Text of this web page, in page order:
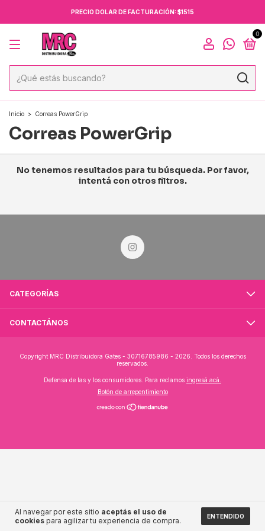
PRECIO DOLAR DE FACTURACIÓN: $1515
0
Al navegar por este sitio aceptás el uso de
cookies para agilizar tu experiencia de compra. ENTENDIDO
Inicio > Correas PowerGrip
Correas PowerGrip
No tenemos resultados para tu búsqueda. Por favor,
intentá con otros filtros.
CATEGORÍAS
CONTACTÁNOS
Copyright MRC Distribuidora Gates - 30716785986 - 2026. Todos los derechos
reservados.
Defensa de las y los consumidores. Para reclamos ingresá acá.
Botón de arrepentimiento